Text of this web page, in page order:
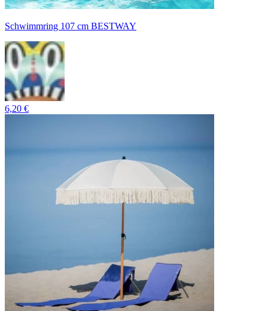
Schwimmring 107 cm BESTWAY
6,20 €